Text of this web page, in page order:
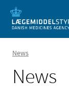
News
News